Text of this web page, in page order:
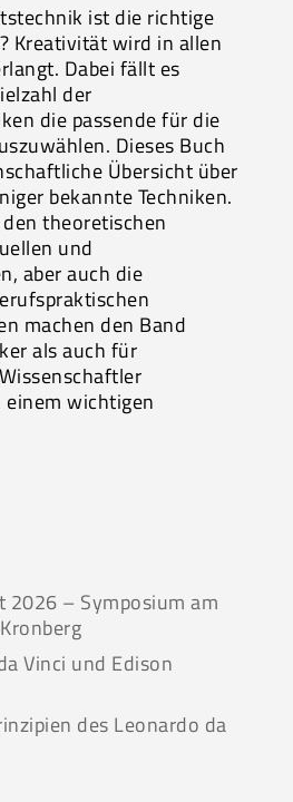
ist die richtige
Kreativität wird in allen
Dabei fällt es
der
die passende für die
Dieses Buch
Übersicht über
bekannte Techniken.
theoretischen
und
aber auch die
machen den Band
als auch für
einem wichtigen
2026 – Symposium am
Vinci und Edison
des Leonardo da